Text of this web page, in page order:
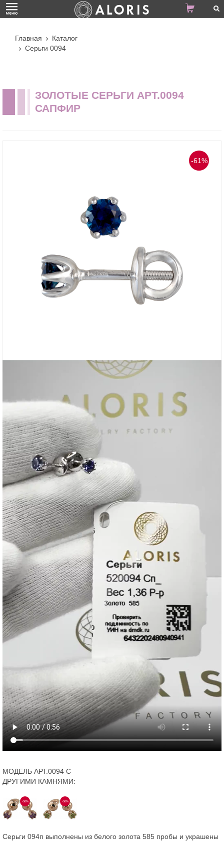
Главная
Каталог
Серьги 0094
ЗОЛОТЫЕ СЕРЬГИ АРТ.0094
САПФИР
-61%
МОДЕЛЬ АРТ.0094 С
ДРУГИМИ КАМНЯМИ:
-50% -50%
Серьги 094п выполнены из белого золота 585 пробы и украшены